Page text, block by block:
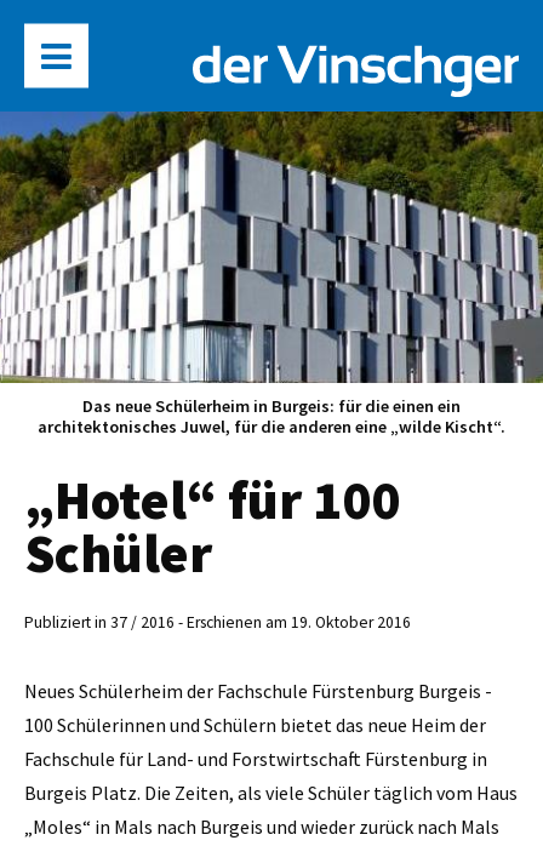
Das neue Schülerheim in Burgeis: für die einen ein
architektonisches Juwel, für die anderen eine „wilde Kischt“.
„Hotel“ für 100
Schüler
Publiziert in 37 / 2016 - Erschienen am 19. Oktober 2016
Neues Schülerheim der Fachschule Fürstenburg Burgeis -
100 Schülerinnen und Schülern bietet das neue Heim der
Fachschule für Land- und Forstwirtschaft Fürstenburg in
Burgeis Platz. Die Zeiten, als viele Schüler täglich vom Haus
„Moles“ in Mals nach Burgeis und wieder zurück nach Mals